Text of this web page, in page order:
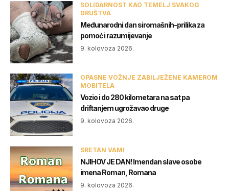
SOLIDARNOST KAO TEMELJ SVAKOG
DRUŠTVA
Međunarodni dan siromašnih-prilika za
pomoć i razumijevanje
9. kolovoza 2026.
OPASNE VOŽNJE ZABILJEŽENE KAMEROM
MOBITELA
Vozio i do 280 kilometara na sat pa
driftanjem ugrožavao druge
9. kolovoza 2026.
SRETAN VAM!
NJIHOV JE DAN! Imendan slave osobe
imena Roman, Romana
9. kolovoza 2026.